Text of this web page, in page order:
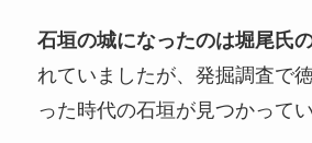
石垣の城になったのは堀尾氏
れていましたが、発掘調査で
った時代の石垣が見つかってい